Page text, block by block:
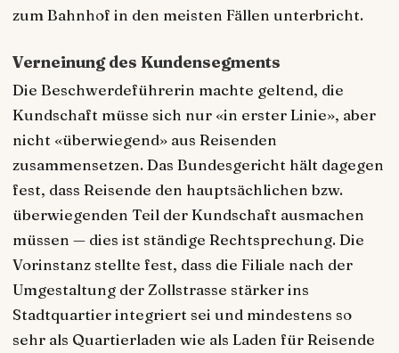
zum Bahnhof in den meisten Fällen unterbricht.
Verneinung des Kundensegments
Die Beschwerdeführerin machte geltend, die
Kundschaft müsse sich nur «in erster Linie», aber
nicht «überwiegend» aus Reisenden
zusammensetzen. Das Bundesgericht hält dagegen
fest, dass Reisende den hauptsächlichen bzw.
überwiegenden Teil der Kundschaft ausmachen
müssen — dies ist ständige Rechtsprechung. Die
Vorinstanz stellte fest, dass die Filiale nach der
Umgestaltung der Zollstrasse stärker ins
Stadtquartier integriert sei und mindestens so
sehr als Quartierladen wie als Laden für Reisende